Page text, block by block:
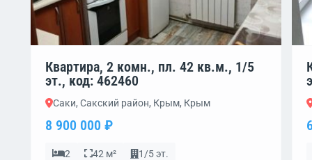
Квартира, 2 комн., пл. 42 кв.м., 1/5
эт., код: 462460
Саки, Сакский район, Крым, Крым
8 900 000 ₽
2 42 м² 1/5 эт.